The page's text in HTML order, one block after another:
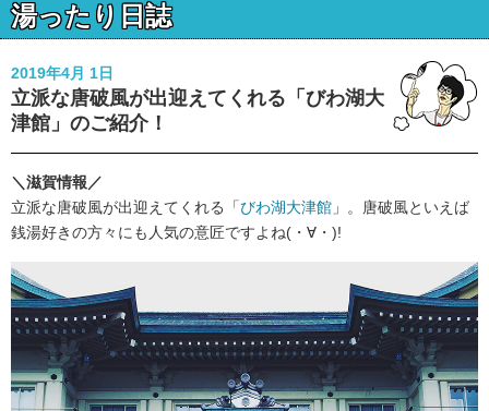
湯ったり日誌
2019年4月 1日
立派な唐破風が出迎えてくれる「びわ湖大
津館」のご紹介！
＼滋賀情報／
立派な唐破風が出迎えてくれる「びわ湖大津館 」。唐破風といえば
銭湯好きの方々にも人気の意匠ですよね(・∀・)!